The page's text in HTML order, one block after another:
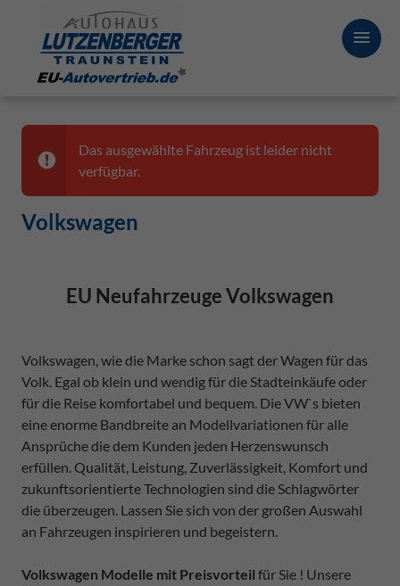
Das ausgewählte Fahrzeug ist leider nicht
verfügbar.
Volkswagen
EU Neufahrzeuge Volkswagen
Volkswagen, wie die Marke schon sagt der Wagen für das
Volk. Egal ob klein und wendig für die Stadteinkäufe oder
für die Reise komfortabel und bequem. Die VW`s bieten
eine enorme Bandbreite an Modellvariationen für alle
Ansprüche die dem Kunden jeden Herzenswunsch
erfüllen. Qualität, Leistung, Zuverlässigkeit, Komfort und
zukunftsorientierte Technologien sind die Schlagwörter
die überzeugen. Lassen Sie sich von der großen Auswahl
an Fahrzeugen inspirieren und begeistern.
Volkswagen Modelle mit Preisvorteil für Sie ! Unsere